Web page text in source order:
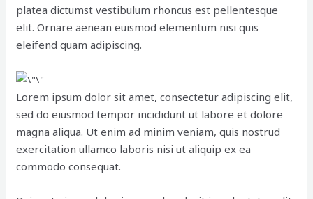
platea dictumst vestibulum rhoncus est pellentesque
elit. Ornare aenean euismod elementum nisi quis
eleifend quam adipiscing.
Lorem ipsum dolor sit amet, consectetur adipiscing elit,
sed do eiusmod tempor incididunt ut labore et dolore
magna aliqua. Ut enim ad minim veniam, quis nostrud
exercitation ullamco laboris nisi ut aliquip ex ea
commodo consequat.